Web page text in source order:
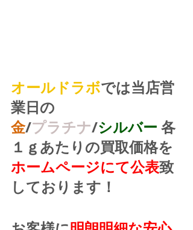
オールドラボでは当店営
業日の
金/プラチナ/シルバー 各
１ｇあたりの買取価格を
ホームページにて公表致
しております！